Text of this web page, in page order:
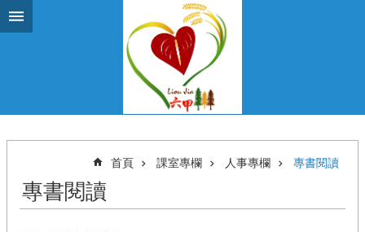
跳到主要內容區塊
首頁 課室專欄 人事專欄 專書閱讀
專書閱讀